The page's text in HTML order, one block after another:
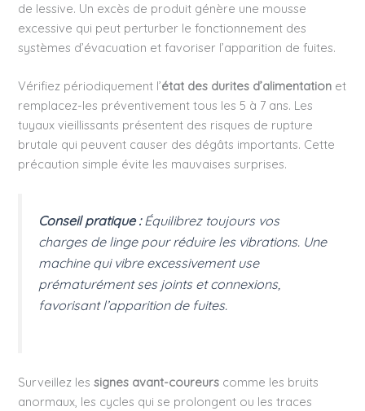
de lessive. Un excès de produit génère une mousse
excessive qui peut perturber le fonctionnement des
systèmes d’évacuation et favoriser l’apparition de fuites.
Vérifiez périodiquement l’état des durites d’alimentation et
remplacez-les préventivement tous les 5 à 7 ans. Les
tuyaux vieillissants présentent des risques de rupture
brutale qui peuvent causer des dégâts importants. Cette
précaution simple évite les mauvaises surprises.
Conseil pratique :Équilibrez toujours vos
charges de linge pour réduire les vibrations. Une
machine qui vibre excessivement use
prématurément ses joints et connexions,
favorisant l’apparition de fuites.
Surveillez lessignes avant-coureurs comme les bruits
anormaux, les cycles qui se prolongent ou les traces